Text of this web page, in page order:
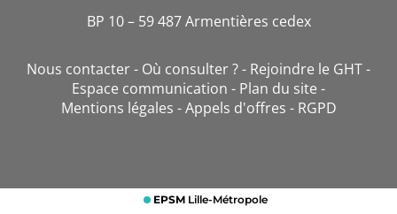
EPSM Lille-Métropole
BP 10 – 59 487 Armentières cedex
Nous contacter Où consulter ?
Rejoindre le GHT
Espace communication
Plan du site
Mentions légales
Appels d'offres RGPD